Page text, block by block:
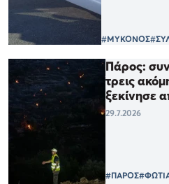
#ΜΥΚΟΝΟΣ
Πάρος:
τρεις
ξεκίνησε
29.7.2026
#ΠΑΡΟΣ